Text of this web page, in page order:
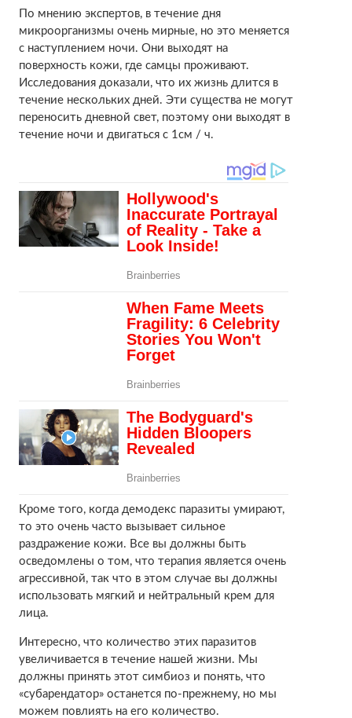
По мнению экспертов, в течение дня
микроорганизмы очень мирные, но это меняется
с наступлением ночи. Они выходят на
поверхность кожи, где самцы проживают.
Исследования доказали, что их жизнь длится в
течение нескольких дней. Эти существа не могут
переносить дневной свет, поэтому они выходят в
течение ночи и двигаться с 1см / ч.
Кроме того, когда демодекс паразиты умирают,
то это очень часто вызывает сильное
раздражение кожи. Все вы должны быть
осведомлены о том, что терапия является очень
агрессивной, так что в этом случае вы должны
использовать мягкий и нейтральный крем для
лица.
Интересно, что количество этих паразитов
увеличивается в течение нашей жизни. Мы
должны принять этот симбиоз и понять, что
«субарендатор» останется по-прежнему, но мы
можем повлиять на его количество.